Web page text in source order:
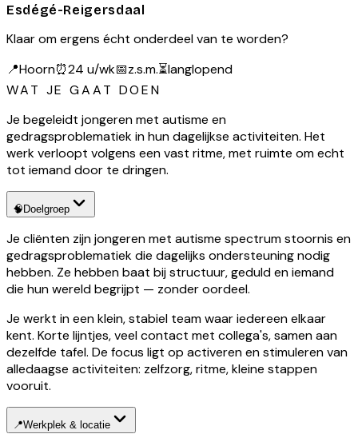
Esdégé-Reigersdaal
Klaar om ergens écht onderdeel van te worden?
📍Hoorn⏰24 u/wk📅z.s.m.⏳langlopend
WAT JE GAAT DOEN
Je begeleidt jongeren met autisme en
gedragsproblematiek in hun dagelijkse activiteiten. Het
werk verloopt volgens een vast ritme, met ruimte om echt
tot iemand door te dringen.
🧠 Doelgroep
Je cliënten zijn jongeren met autisme spectrum stoornis en
gedragsproblematiek die dagelijks ondersteuning nodig
hebben. Ze hebben baat bij structuur, geduld en iemand
die hun wereld begrijpt — zonder oordeel.
Je werkt in een klein, stabiel team waar iedereen elkaar
kent. Korte lijntjes, veel contact met collega's, samen aan
dezelfde tafel. De focus ligt op activeren en stimuleren van
alledaagse activiteiten: zelfzorg, ritme, kleine stappen
vooruit.
📍Werkplek & locatie